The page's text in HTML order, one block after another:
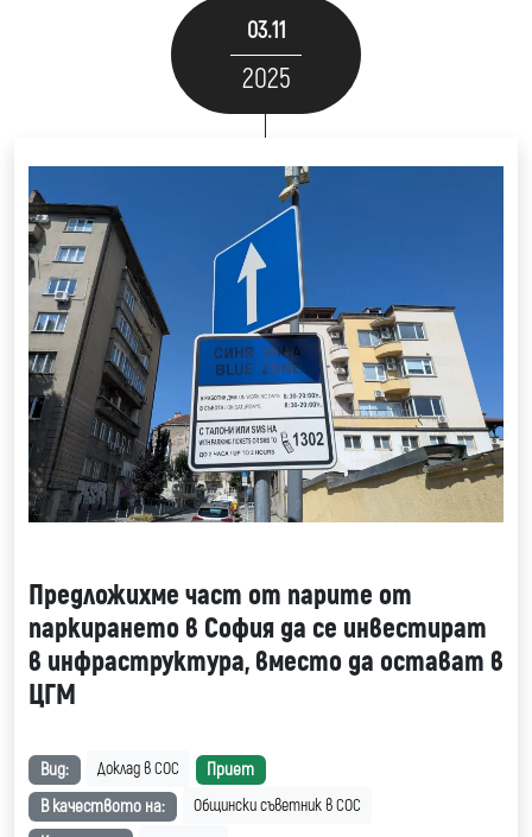
03.11
2025
Предложихме част от парите от
паркирането в София да се инвестират
в инфраструктура, вместо да остават в
ЦГМ
Вид: Доклад в СОС
Приет
В качеството на:
Общински съветник в СОС